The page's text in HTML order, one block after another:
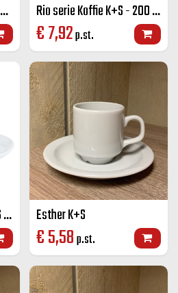
Rio serie Espresso K+S - 70 cc. Rio serie Koffie K+S - 200 cc.
€7,92p.st.
Rio serie Cappuccino K+S - 270 cc. Esther K+S
€5,58p.st.